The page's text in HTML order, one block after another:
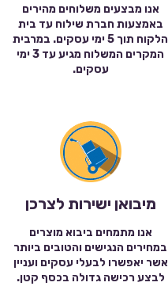
אנו מבצעים משלוחים מהירים
באמצעות חברת שילוח עד בית
הלקוח תוך 5 ימי עסקים. במרבית
המקרים המשלוח מגיע עד 3 ימי
עסקים.
מיבואן ישירות לצרכן
אנו מתמחים ביבוא מוצרים
במחירים הנגישים והטובים ביותר
אשר יאפשרו לבעלי עסקים ועניין
לבצע רכישה גדולה בכסף קטן.